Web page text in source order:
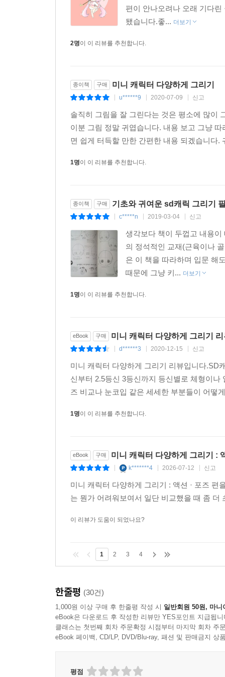
편이 안나오려나 오래 기다
됐습니다.좋... 더보기
2명이 이 리뷰를 추천합니다.
종이책 구매 미니 캐릭터 다양하게 그리기
u******9 2020-07-09 신고
솔직히 그림을 잘 그린다는 것은 평소에 많이
이분 그림 정말 귀엽습니다. 내용 보고 그냥
면 쉽게 터득할 만한 간편한 내용 되겠습니다.
1명이 이 리뷰를 추천합니다.
종이책 구매 기초와 귀여운 sd캐릭 그리기
c*****n 2019-03-04 신고
생각보다 책이 두껍고 내용
의 정석적인 교재(근육이나
은 이 책을 따라하며 입문 해
때문에 그냥 키... 더보기
1명이 이 리뷰를 추천합니다.
eBook 구매 미니 캐릭터 다양하게 그리기
d******3 2020-12-15 신고
미니 캐릭터 다양하게 그리기 리뷰입니다.SD
신부터 2.5등신 3등신까지 등신별로 체형이
즈 비교나 눈코입 같은 세세한 부분들이 어떻
1명이 이 리뷰를 추천합니다.
eBook 구매 미니 캐릭터 다양하게 그리기 :
k*******4 2026-07-12 신고
미니 캐릭터 다양하게 그리기 : 액션 · 포즈
는 뭔가 어려워보여서 일단 비교했을 때 좀
이 리뷰가 도움이 되었나요?
1 2 3 4
한줄평 (30건)
1,000원 이상 구매 후 한줄평 작성 시 일반회원 50원, 마니
eBook은 다운로드 후 작성한 리뷰만 YES포인트 지급됩니
클래스는 첫번째 회차 주문확정 시점부터 마지막 회차 주
eBook 페이백, CD/LP, DVD/Blu-ray, 패션 및 판매금지 상
평점